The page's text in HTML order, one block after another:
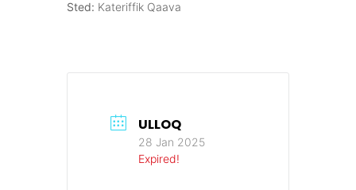
Sted: Kateriffik Qaava
ULLOQ
28 Jan 2025
Expired!